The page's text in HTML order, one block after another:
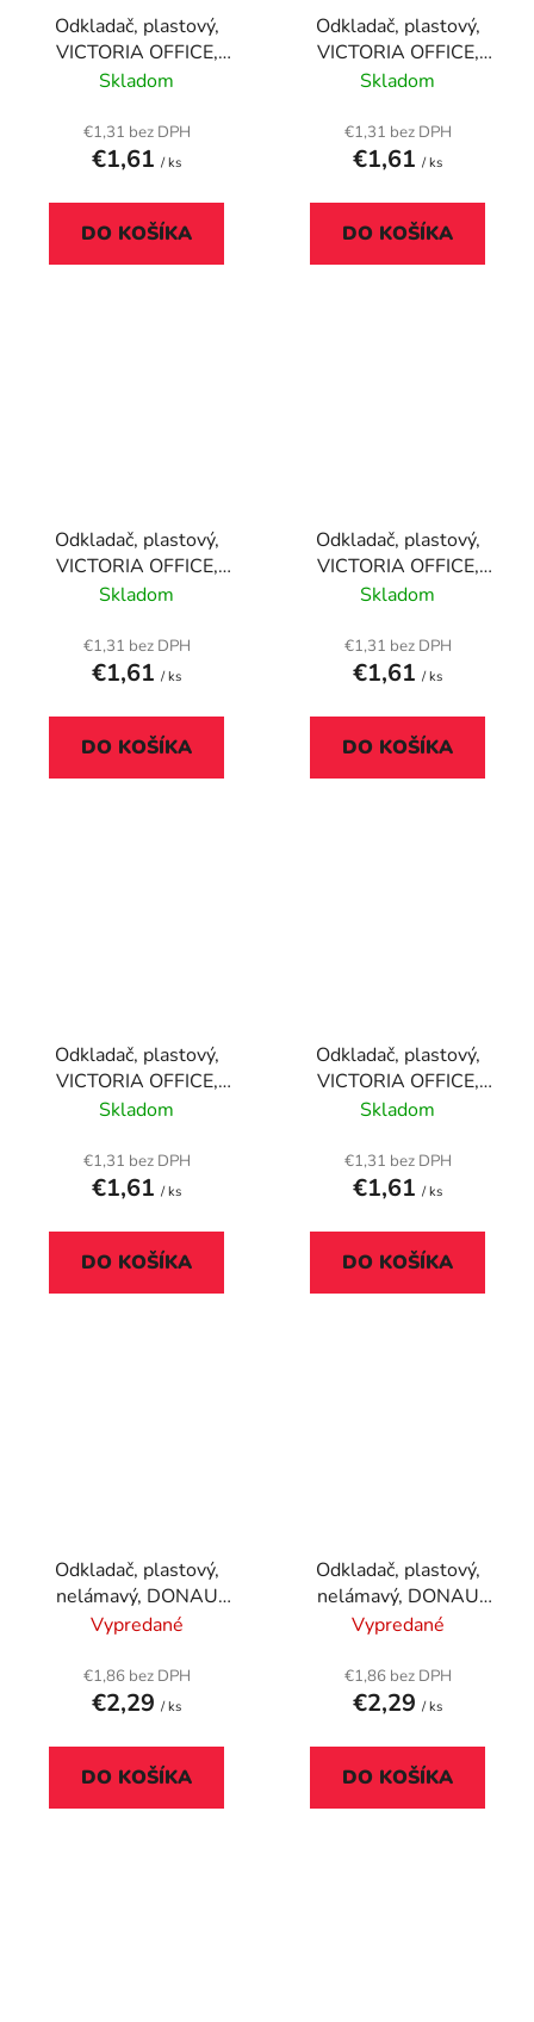
Odkladač, plastový,
VICTORIA OFFICE,
priehľadný
Skladom
€1,31 bez DPH
€1,61 / ks
DO KOŠÍKA
Odkladač, plastový,
VICTORIA OFFICE,
priehľadný fialový
Skladom
€1,31 bez DPH
€1,61 / ks
DO KOŠÍKA
Odkladač, plastový,
VICTORIA OFFICE,
priehľadný modrý
Skladom
€1,31 bez DPH
€1,61 / ks
DO KOŠÍKA
Odkladač, plastový,
VICTORIA OFFICE,
priehľadný oranžový
Skladom
€1,31 bez DPH
€1,61 / ks
DO KOŠÍKA
Odkladač, plastový,
VICTORIA OFFICE,
priehľadný zelený
Skladom
€1,31 bez DPH
€1,61 / ks
DO KOŠÍKA
Odkladač, plastový,
VICTORIA OFFICE,
tmavomodrý
Skladom
€1,31 bez DPH
€1,61 / ks
DO KOŠÍKA
Odkladač, plastový,
nelámavý, DONAU
"Solid", biela
Vypredané
€1,86 bez DPH
€2,29 / ks
DO KOŠÍKA
Odkladač, plastový,
nelámavý, DONAU
"Solid", červená
Vypredané
€1,86 bez DPH
€2,29 / ks
DO KOŠÍKA